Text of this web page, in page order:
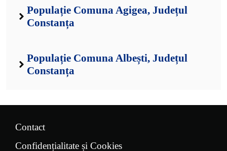
Populație Comuna Agigea, Județul
Constanța
Populație Comuna Albești, Județul
Constanța
Contact
Confidențialitate și Cookies